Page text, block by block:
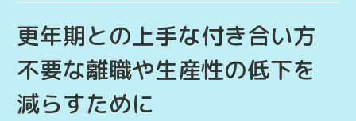
更年期との上手な付き合い方
不要な離職や生産性の低下を
減らすために